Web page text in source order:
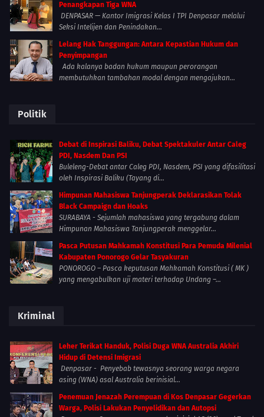
Penangkapan Tiga WNA
DENPASAR — Kantor Imigrasi Kelas I TPI Denpasar melalui
Seksi Intelijen dan Penindakan...
Lelang Hak Tanggungan: Antara Kepastian Hukum dan
Penyimpangan
Ada kalanya badan hukum maupun perorangan
membutuhkan tambahan modal dengan mengajukan...
Politik
Debat di Inspirasi Baliku, Debat Spektakuler Antar Caleg
PDI, Nasdem Dan PSI
Buleleng-Debat antar Caleg PDI, Nasdem, PSI yang difasilitasi
oleh Inspirasi Baliku (Tayang di...
Himpunan Mahasiswa Tanjungperak Deklarasikan Tolak
Black Campaign dan Hoaks
SURABAYA - Sejumlah mahasiswa yang tergabung dalam
Himpunan Mahasiswa Tanjungperak menggelar...
Pasca Putusan Mahkamah Konstitusi Para Pemuda Milenial
Kabupaten Ponorogo Gelar Tasyakuran
PONOROGO – Pasca keputusan Mahkamah Konstitusi ( MK )
yang mengabulkan uji materi terhadap Undang –...
Kriminal
Leher Terikat Handuk, Polisi Duga WNA Australia Akhiri
Hidup di Detensi Imigrasi
Denpasar - Penyebab tewasnya seorang warga negara
asing (WNA) asal Australia berinisial...
Penemuan Jenazah Perempuan di Kos Denpasar Gegerkan
Warga, Polisi Lakukan Penyelidikan dan Autopsi